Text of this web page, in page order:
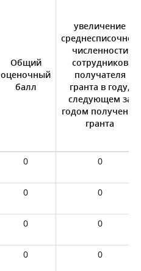
Общий
оценочный
балл
увеличение
среднесписочной
численности
сотрудников
получателя
гранта в году,
следующем за
годом получения
гранта
0 0
0 0
0 0
0 0